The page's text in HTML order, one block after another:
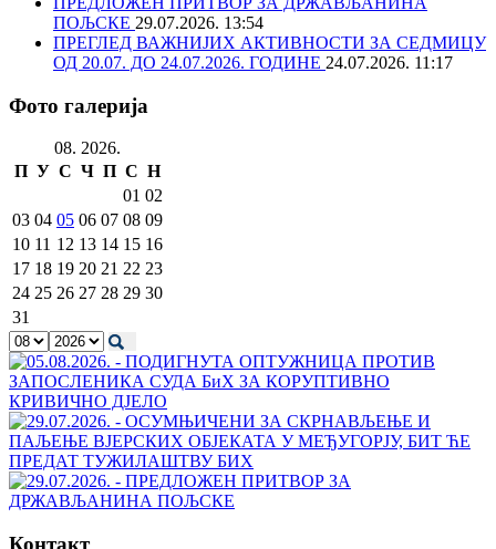
ПОЉСКЕ 29.07.2026. 13:54
ПРЕГЛЕД ВАЖНИЈИХ АКТИВНОСТИ ЗА СЕДМИЦУ
ОД 20.07. ДО 24.07.2026. ГОДИНЕ 24.07.2026. 11:17
Фото галерија
08. 2026.
П У С Ч П С Н
01 02
03 04 05 06 07 08 09
10 11 12 13 14 15 16
17 18 19 20 21 22 23
24 25 26 27 28 29 30
31
Контакт